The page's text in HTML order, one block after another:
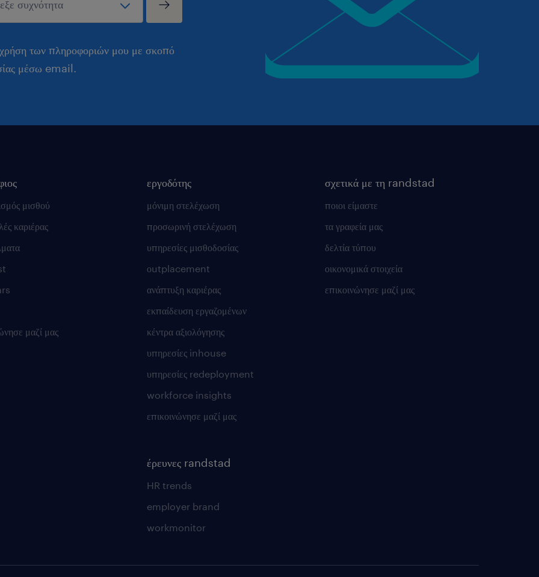
των πληροφοριών μου με σκοπό
μέσω email.
μισθού
καριέρας
μαζί μας
εργοδότης
μόνιμη στελέχωση
προσωρινή στελέχωση
υπηρεσίες μισθοδοσίας
οutplacement
ανάπτυξη καριέρας
εκπαίδευση εργαζομένων
κέντρα αξιολόγησης
υπηρεσίες inhouse
υπηρεσίες redeployment
workforce insights
επικοινώνησε μαζί μας
έρευνες randstad
HR trends
employer brand
workmonitor
σχετικά με τη randstad
ποιοι είμαστε
τα γραφεία μας
δελτία τύπου
οικονομικά στοιχεία
επικοινώνησε μαζί μας